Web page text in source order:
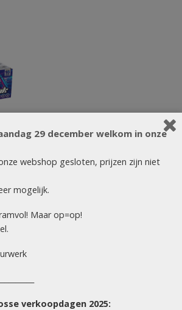
vuurwerk! Succesvol en
29 december welkom in onze
webshop gesloten, prijzen zijn niet
mogelijk.
Maar op=op!
verkoopdagen 2025: